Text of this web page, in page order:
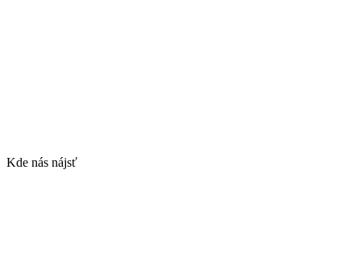
Kde nás nájsť